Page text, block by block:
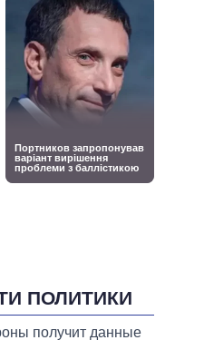
ПОЛИТИКИ
получит данные